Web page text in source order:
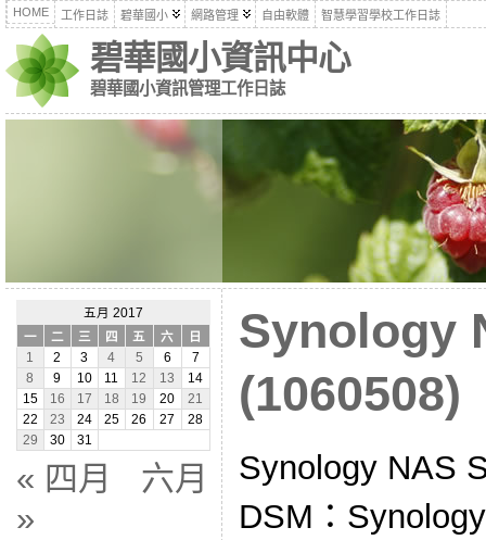
HOME 工作日誌 碧華國小 網路管理 自由軟體 智慧學習學校工作日誌
碧華國小資訊中心
碧華國小資訊管理工作日誌
五月 2017
一
二 三 四 五 六
日
1
2 3 4 5 6
7
8
9 10 11 12 13
14
15
16 17 18 19 20
21
22
23 24 25 26 27
28
29
30 31
« 四月
六月
»
Synology
(1060508)
Synology NAS
DSM：